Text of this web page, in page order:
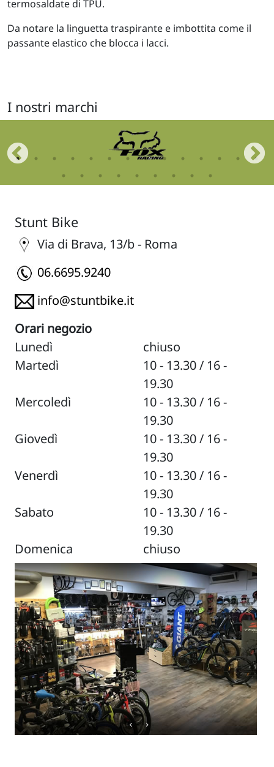
termosaldate di TPU.
Da notare la linguetta traspirante e imbottita come il
passante elastico che blocca i lacci.
I nostri marchi
Stunt Bike
Via di Brava, 13/b - Roma
06.6695.9240
info@stuntbike.it
Orari negozio
Lunedì
chiuso
Martedì
10 - 13.30 / 16 -
19.30
Mercoledì
10 - 13.30 / 16 -
19.30
Giovedì
10 - 13.30 / 16 -
19.30
Venerdì
10 - 13.30 / 16 -
19.30
Sabato
10 - 13.30 / 16 -
19.30
Domenica
chiuso